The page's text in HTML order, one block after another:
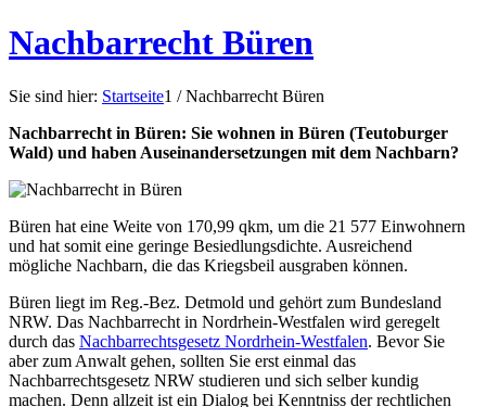
Nachbarrecht Büren
Sie sind hier: Startseite1 / Nachbarrecht Büren
Nachbarrecht in Büren: Sie wohnen in Büren (Teutoburger
Wald) und haben Auseinandersetzungen mit dem Nachbarn?
Büren hat eine Weite von 170,99 qkm, um die 21 577 Einwohnern
und hat somit eine geringe Besiedlungsdichte. Ausreichend
mögliche Nachbarn, die das Kriegsbeil ausgraben können.
Büren liegt im Reg.-Bez. Detmold und gehört zum Bundesland
NRW. Das Nachbarrecht in Nordrhein-Westfalen wird geregelt
durch das Nachbarrechtsgesetz Nordrhein-Westfalen. Bevor Sie
aber zum Anwalt gehen, sollten Sie erst einmal das
Nachbarrechtsgesetz NRW studieren und sich selber kundig
machen. Denn allzeit ist ein Dialog bei Kenntniss der rechtlichen